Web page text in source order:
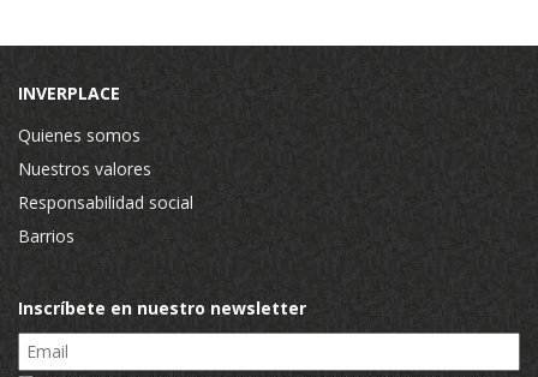
INVERPLACE
Quienes somos
Nuestros valores
Responsabilidad social
Barrios
Inscríbete en nuestro newsletter
Email